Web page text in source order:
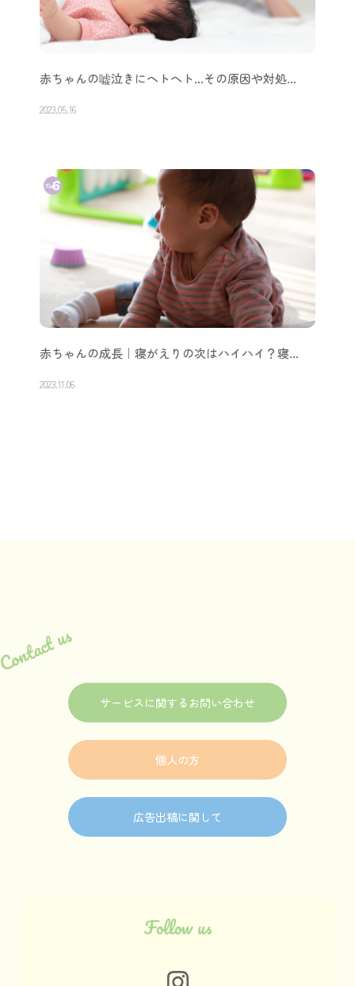
赤ちゃんの嘘泣きにヘトヘト…その原因や対処…
2023.05.16
赤ちゃんの成長｜寝がえりの次はハイハイ？寝…
2023.11.06
us
サービスに関するお問い合わせ
個人の方
広告出稿に関して
Follow us